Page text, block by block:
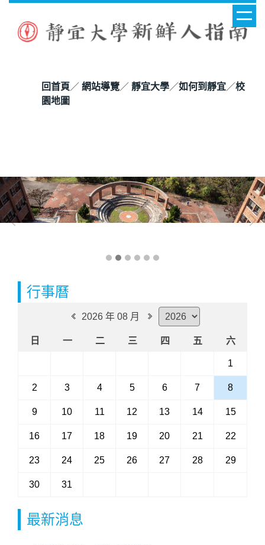
回首頁 ／ 網站導覽／ 靜宜大學／如何到靜宜／校
園地圖
行事曆
2026 年 08 月
日 一 二 三 四 五 六
1
2 3 4 5 6 7 8
9 10 11 12 13 14 15
16 17 18 19 20 21 22
23 24 25 26 27 28 29
30 31
最新消息